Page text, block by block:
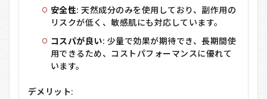
安全性: 天然成分のみを使用しており、副作用の
リスクが低く、敏感肌にも対応しています。
コスパが良い: 少量で効果が期待でき、長期間使
用できるため、コストパフォーマンスに優れて
います。
デメリット: